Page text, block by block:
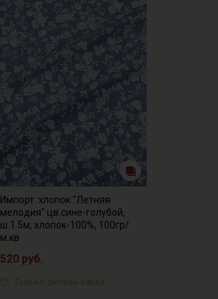
Импорт. хлопок "Летняя
мелодия" цв.сине-голубой,
ш.1.5м, хлопок-100%, 100гр/
м.кв
520 руб.
Только онлайн-заказ